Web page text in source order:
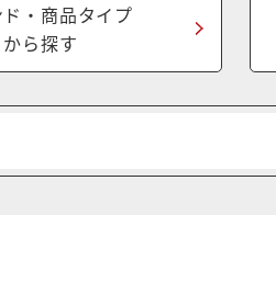
・商品タイプ
から探す